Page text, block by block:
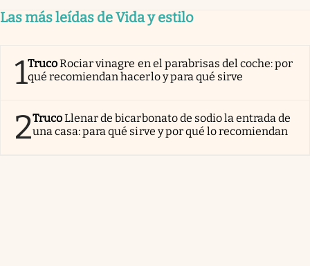
Las más leídas de Vida y estilo
1TrucoRociar vinagre en el parabrisas del coche: por
qué recomiendan hacerlo y para qué sirve
2TrucoLlenar de bicarbonato de sodio la entrada de
una casa: para qué sirve y por qué lo recomiendan